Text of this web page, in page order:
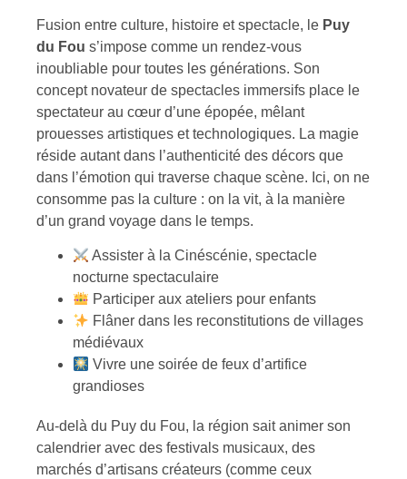
Fusion entre culture, histoire et spectacle, le Puy
du Fou s’impose comme un rendez-vous
inoubliable pour toutes les générations. Son
concept novateur de spectacles immersifs place le
spectateur au cœur d’une épopée, mêlant
prouesses artistiques et technologiques. La magie
réside autant dans l’authenticité des décors que
dans l’émotion qui traverse chaque scène. Ici, on ne
consomme pas la culture : on la vit, à la manière
d’un grand voyage dans le temps.
Assister à la Cinéscénie, spectacle
nocturne spectaculaire
Participer aux ateliers pour enfants
Flâner dans les reconstitutions de villages
médiévaux
Vivre une soirée de feux d’artifice
grandioses
Au-delà du Puy du Fou, la région sait animer son
calendrier avec des festivals musicaux, des
marchés d’artisans créateurs (comme ceux